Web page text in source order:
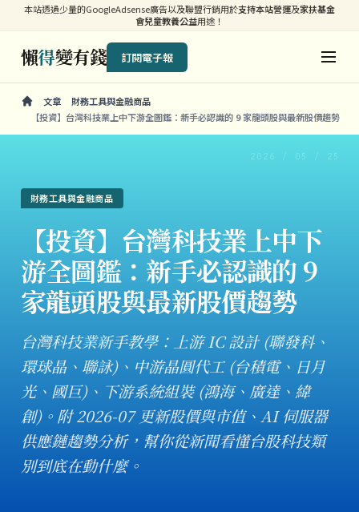
本站透過少量的GoogleAdsense廣告以及聯盟行銷用於支持本站營運及家扶基金
會兒童教養公益用途！
懶得變有錢 訂閱電子報
文章
財務工具與金融商品
【投資】台灣科技業上中下游全圖鑑：新手必認識的 9 家龍頭股與最新股價趨勢
2026 / 05 / 25
財務工具與金融商品
【投資】台灣科技業上中下
游全圖鑑：新手必認識的 9
家龍頭股與最新股價趨勢
台灣科技業新手教學：上游 IC 設計 (聯發科、
環球晶、聯詠)、中游晶圓代工 (台積電、日月
光、國巨)、下游系統組裝 (鴻海、廣達、緯
創)。附 2026-07 更新股價與市值、AI 伺服器
供應鏈趨勢分析，幫你從新聞看懂台股科技類
別到底在動什麼。